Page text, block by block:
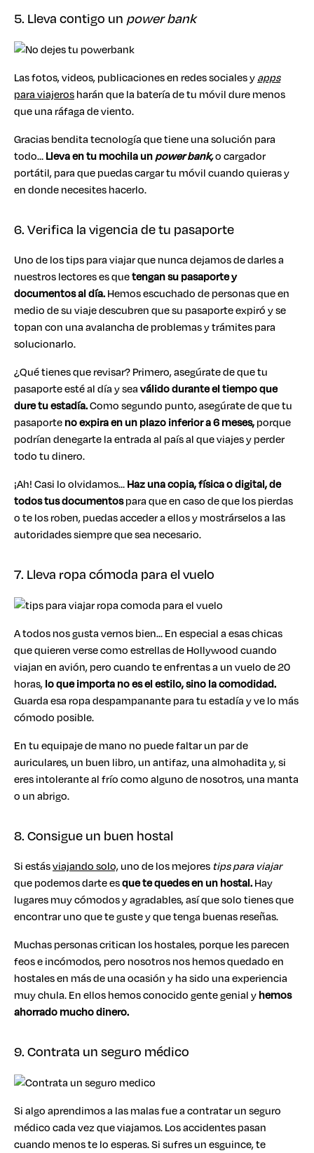
5. Lleva contigo un power bank
Las fotos, videos, publicaciones en redes sociales yapps
para viajerosharán que la batería de tu móvil dure menos
que una ráfaga de viento.
Gracias bendita tecnología que tiene una solución para
todo…Lleva en tu mochila unpower bank,o cargador
portátil, para que puedas cargar tu móvil cuando quieras y
en donde necesites hacerlo.
6. Verifica la vigencia de tu pasaporte
Uno de los tips para viajar que nunca dejamos de darles a
nuestros lectores es quetengan su pasaporte y
documentos al día.Hemos escuchado de personas que en
medio de su viaje descubren que su pasaporte expiró y se
topan con una avalancha de problemas y trámites para
solucionarlo.
¿Qué tienes que revisar? Primero, asegúrate de que tu
pasaporte esté al día y seaválido durante el tiempo que
dure tu estadía.Como segundo punto, asegúrate de que tu
pasaporteno expira en un plazo inferior a 6 meses,porque
podrían denegarte la entrada al país al que viajes y perder
todo tu dinero.
¡Ah! Casi lo olvidamos…Haz una copia, física o digital, de
todos tus documentospara que en caso de que los pierdas
o te los roben, puedas acceder a ellos y mostrárselos a las
autoridades siempre que sea necesario.
7. Lleva ropa cómoda para el vuelo
A todos nos gusta vernos bien… En especial a esas chicas
que quieren verse como estrellas de Hollywood cuando
viajan en avión, pero cuando te enfrentas a un vuelo de 20
horas,lo que importa no es el estilo, sino la comodidad.
Guarda esa ropa despampanante para tu estadía y ve lo más
cómodo posible.
En tu equipaje de mano no puede faltar un par de
auriculares, un buen libro, un antifaz, una almohadita y, si
eres intolerante al frío como alguno de nosotros, una manta
o un abrigo.
8. Consigue un buen hostal
Si estásviajando solo,uno de los mejores tips para viajar
que podemos darte esque te quedes en un hostal.Hay
lugares muy cómodos y agradables, así que solo tienes que
encontrar uno que te guste y que tenga buenas reseñas.
Muchas personas critican los hostales, porque les parecen
feos e incómodos, pero nosotros nos hemos quedado en
hostales en más de una ocasión y ha sido una experiencia
muy chula. En ellos hemos conocido gente genial yhemos
ahorrado mucho dinero.
9. Contrata un seguro médico
Si algo aprendimos a las malas fue a contratar un seguro
médico cada vez que viajamos. Los accidentes pasan
cuando menos te lo esperas. Si sufres un esguince, te